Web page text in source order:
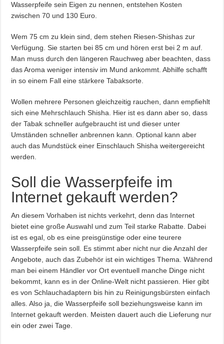
Wasserpfeife sein Eigen zu nennen, entstehen Kosten
zwischen 70 und 130 Euro.
Wem 75 cm zu klein sind, dem stehen Riesen-Shishas zur
Verfügung. Sie starten bei 85 cm und hören erst bei 2 m auf.
Man muss durch den längeren Rauchweg aber beachten, dass
das Aroma weniger intensiv im Mund ankommt. Abhilfe schafft
in so einem Fall eine stärkere Tabaksorte.
Wollen mehrere Personen gleichzeitig rauchen, dann empfiehlt
sich eine Mehrschlauch Shisha. Hier ist es dann aber so, dass
der Tabak schneller aufgebraucht ist und dieser unter
Umständen schneller anbrennen kann. Optional kann aber
auch das Mundstück einer Einschlauch Shisha weitergereicht
werden.
Soll die Wasserpfeife im
Internet gekauft werden?
An diesem Vorhaben ist nichts verkehrt, denn das Internet
bietet eine große Auswahl und zum Teil starke Rabatte. Dabei
ist es egal, ob es eine preisgünstige oder eine teurere
Wasserpfeife sein soll. Es stimmt aber nicht nur die Anzahl der
Angebote, auch das Zubehör ist ein wichtiges Thema. Während
man bei einem Händler vor Ort eventuell manche Dinge nicht
bekommt, kann es in der Online-Welt nicht passieren. Hier gibt
es von Schlauchadaptern bis hin zu Reinigungsbürsten einfach
alles. Also ja, die Wasserpfeife soll beziehungsweise kann im
Internet gekauft werden. Meisten dauert auch die Lieferung nur
ein oder zwei Tage.